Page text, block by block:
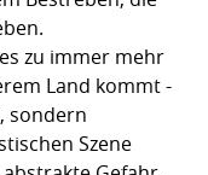
zu immer mehr
Land kommt -
sondern
Szene